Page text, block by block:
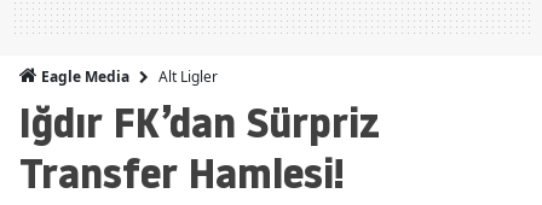
Eagle Media Alt Ligler
Iğdır FK’dan Sürpriz
Transfer Hamlesi!